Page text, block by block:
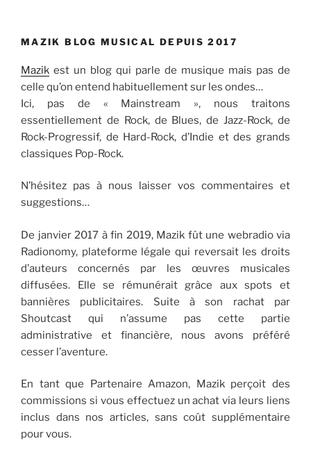
MAZIK BLOG MUSICAL DEPUIS 2017
Mazik est un blog qui parle de musique mais pas de
celle qu’on entend habituellement sur les ondes…
Ici, pas de « Mainstream », nous traitons
essentiellement de Rock, de Blues, de Jazz-Rock, de
Rock-Progressif, de Hard-Rock, d’Indie et des grands
classiques Pop-Rock.
N’hésitez pas à nous laisser vos commentaires et
suggestions…
De janvier 2017 à fin 2019, Mazik fût une webradio via
Radionomy, plateforme légale qui reversait les droits
d’auteurs concernés par les œuvres musicales
diffusées. Elle se rémunérait grâce aux spots et
bannières publicitaires. Suite à son rachat par
Shoutcast qui n’assume pas cette partie
administrative et financière, nous avons préféré
cesser l’aventure.
En tant que Partenaire Amazon, Mazik perçoit des
commissions si vous effectuez un achat via leurs liens
inclus dans nos articles, sans coût supplémentaire
pour vous.